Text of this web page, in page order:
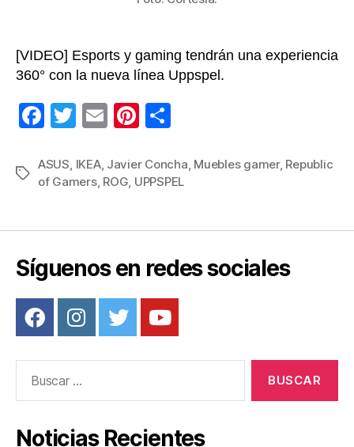
[VIDEO] Esports y gaming tendrán una experiencia
360° con la nueva línea Uppspel.
F
c
e
o
k
T
tt
er
E
ail
Pi
er
e
m
p
Etiquetas
ASUS, IKEA, Javier Concha, Muebles gamer, Republic
of Gamers, ROG, UPPSPEL
Síguenos en redes sociales
Noticias Recientes